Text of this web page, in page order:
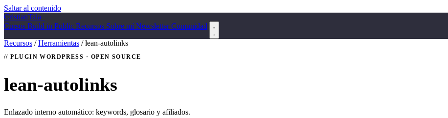
Saltar al contenido
CristianTala
Cursos Build in Public Recursos Sobre míNewsletterComunidad
Recursos / Herramientas / lean-autolinks
PLUGIN WORDPRESS · OPEN SOURCE
lean-autolinks
Enlazado interno automático: keywords, glosario y afiliados.